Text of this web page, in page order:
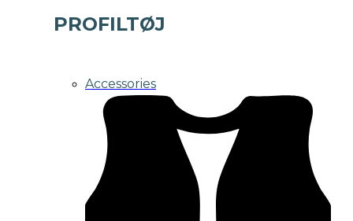
PROFILTØJ
Accessories